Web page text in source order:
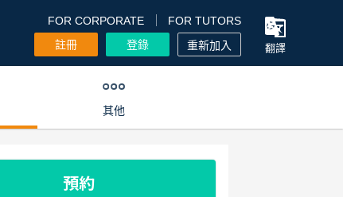
FOR CORPORATE
FOR TUTORS
註冊
登錄 重新加入 翻譯
其他
預約